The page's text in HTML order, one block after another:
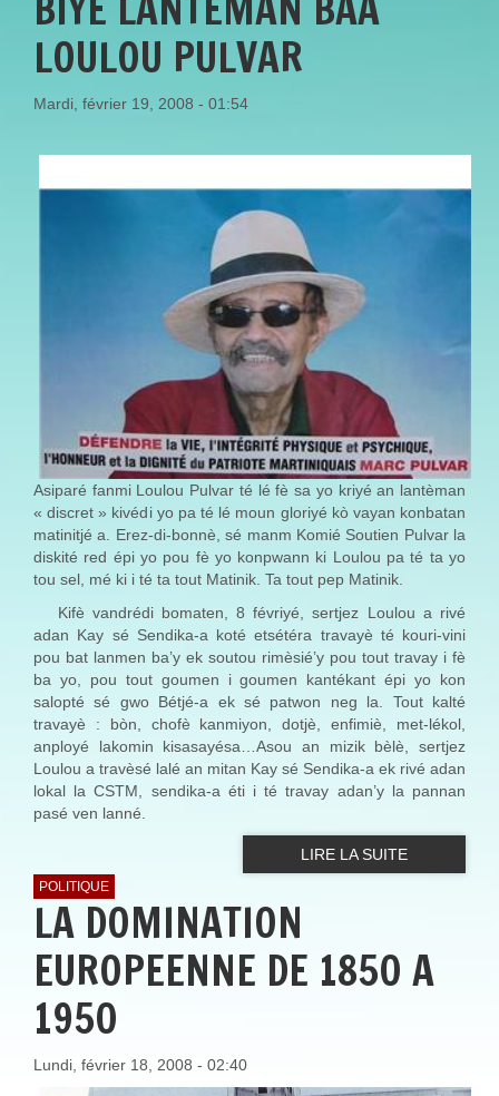
LOULOU PULVAR
Mardi, février 19, 2008 - 01:54
Asiparé fanmi Loulou Pulvar té lé fè sa yo kriyé an lantèman
« discret » kivédi yo pa té lé moun gloriyé kò vayan konbatan
matinitjé a. Erez-di-bonnè, sé manm Komié Soutien Pulvar la
diskité red épi yo pou fè yo konpwann ki Loulou pa té ta yo
tou sel, mé ki i té ta tout Matinik. Ta tout pep Matinik.
Kifè vandrédi bomaten, 8 févriyé, sertjez Loulou a rivé
adan Kay sé Sendika-a koté etsétéra travayè té kouri-vini
pou bat lanmen ba’y ek soutou rimèsié’y pou tout travay i fè
ba yo, pou tout goumen i goumen kantékant épi yo kon
salopté sé gwo Bétjé-a ek sé patwon neg la. Tout kalté
travayè : bòn, chofè kanmiyon, dotjè, enfimiè, met-lékol,
anployé lakomin kisasayésa…Asou an mizik bèlè, sertjez
Loulou a travèsé lalé an mitan Kay sé Sendika-a ek rivé adan
lokal la CSTM , sendika-a éti i té travay adan’y la pannan
pasé ven lanné.
LIRE LA SUITE
POLITIQUE
LA DOMINATION
EUROPEENNE DE 1850 A
1950
Lundi, février 18, 2008 - 02:40